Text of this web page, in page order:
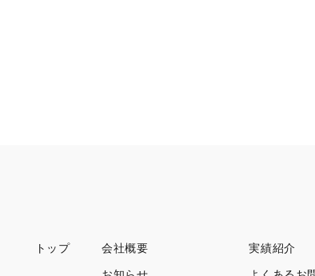
トップ 会社概要 実績紹介